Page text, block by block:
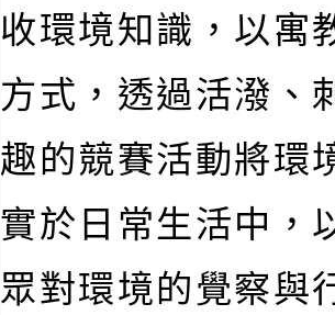
收環境知識，以寓
方式，透過活潑、
趣的競賽活動將環
實於日常生活中，
眾對環境的覺察與